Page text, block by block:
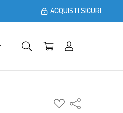
ACQUISTI SICURI
SHOPPER E CASA
AGGIUNGI
ALLA
Condividi